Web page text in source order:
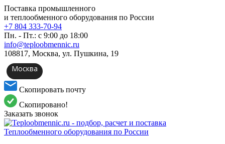
Поставка промышленного
и теплообменного оборудования по России
+7 804 333-70-94
Пн. - Пт.: с 9:00 до 18:00
info@teploobmennic.ru
108817, Москва, ул. Пушкина, 19
Москва
Скопировать почту
Скопировано!
Заказать звонок